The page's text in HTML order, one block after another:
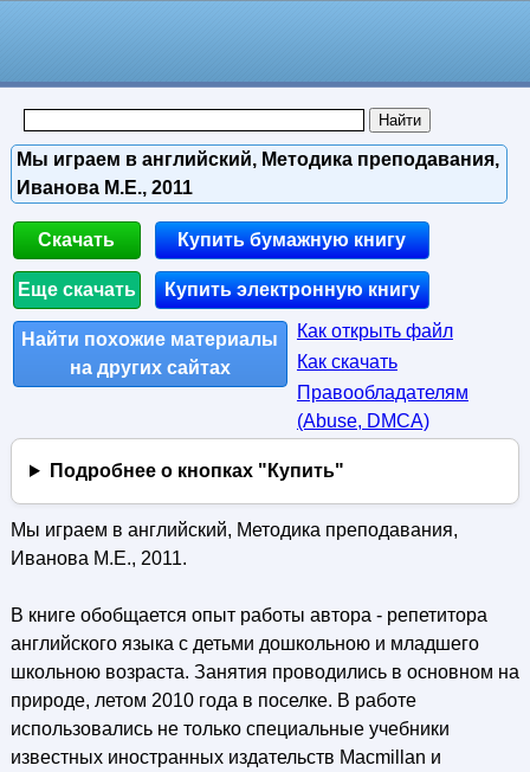
Мы играем в английский, Методика преподавания,
Иванова М.Е., 2011
Скачать
Еще скачать
Купить бумажную книгу
Купить электронную книгу
Найти похожие материалы
на других сайтах
Как открыть файл
Как скачать
Правообладателям
(Abuse, DMСA)
Подробнее о кнопках "Купить"
Мы играем в английский, Методика преподавания,
Иванова М.Е., 2011.
В книге обобщается опыт работы автора - репетитора
английского языка с детьми дошкольною и младшего
школьною возраста. Занятия проводились в основном на
природе, летом 2010 года в поселке. В работе
использовались не только специальные учебники
известных иностранных издательств Macmillan и